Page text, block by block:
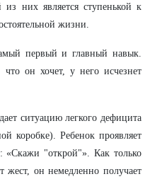
них является ступенькой к
жизни.
первый и главный навык.
он хочет, у него исчезнет
ситуацию легкого дефицита
коробке). Ребенок проявляет
«Скажи "открой"». Как только
жест, он немедленно получает